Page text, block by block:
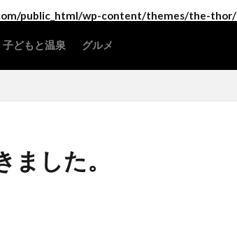
public_html/wp-content/themes/the-thor/
子どもと温泉 グルメ
した。